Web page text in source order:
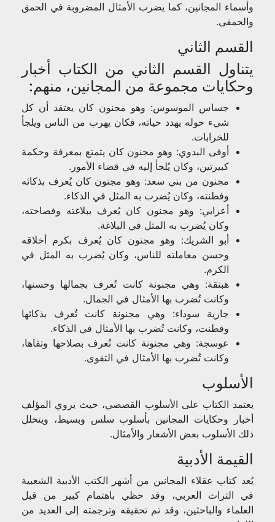
وأسماء المجانين، كما يضرب الأمثال المضروبة في الحمق
والحمقى.
القسم الثاني
يتناول القسم الثاني من الكتاب أخبار
وحكايات مجموعة من المجانين، منهم:
جساس الموسوس: وهو مجنون كان يعتقد أن كل
شيء حوله يهدد حياته، فكان يهرب من الناس ويلجأ
للخرابات.
أوفى البدوي: وهو مجنون كان يتمتع بمعرفة وحكمة
كبيرتين، وكان يُلجأ إليه في قضاء الأمور.
مجنون من بني سعد: وهو مجنون كان يُعرف بذكائه
وفطنته، وكان يُضرب به المثل في الذكاء.
أعرابي: وهو مجنون كان يُعرف ببلاغته وفصاحته،
وكان يُضرب به المثل في البلاغة.
أبو الشريك: وهو مجنون كان يُعرف بكرم أخلاقه
وحسن معاملته للناس، وكان يُضرب به المثل في
الكرم.
هبنقة: وهي مجنونة كانت تُعرف بجمالها وحسنها،
وكانت تُضرب بها الأمثال في الجمال.
جارية سوداء: وهي مجنونة كانت تُعرف بذكائها
وفطنت، وكانت تُضرب بها الأمثال في الذكاء.
عوسجة: وهي مجنونة كانت تُعرف بصلاحها وتقاها،
وكانت تُضرب بها الأمثال في التقوى.
الأسلوب
يعتمد الكتاب على الأسلوب القصصي، حيث يروي المؤلف
أخبار وحكايات المجانين بأسلوب سلس وبسيط، ويتخلل
ذلك الأسلوب بعض الأشعار والأمثال.
القيمة الأدبية
يُعد كتاب عقلاء المجانين من أشهر الكتب الأدبية الشعبية
في التراث العربي، وقد حظي باهتمام كبير من قبل
العلماء والباحثين، وقد تم تحقيقه وترجمته إلى العديد من